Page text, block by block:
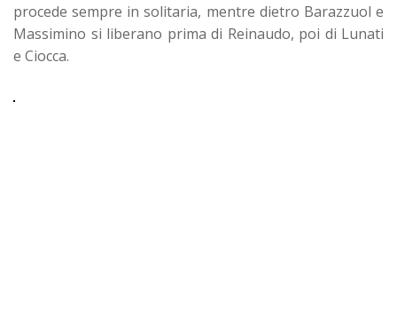
procede sempre in solitaria, mentre dietro Barazzuol e
Massimino si liberano prima di Reinaudo, poi di Lunati
e Ciocca.